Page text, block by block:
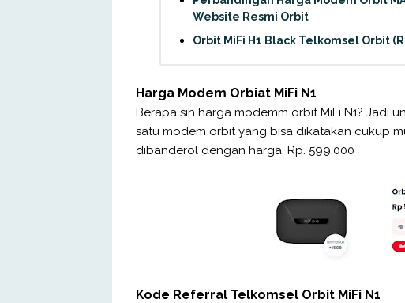
Website Resmi Orbit
Orbit MiFi H1 Black Telkomsel Orbit
Harga Modem Orbiat MiFi N1
Berapa sih harga modemm orbit MiFi N1? Jadi
satu modem orbit yang bisa dikatakan cukup
dibanderol dengan harga: Rp. 599.000
Kode Referral Telkomsel Orbit MiFi N1